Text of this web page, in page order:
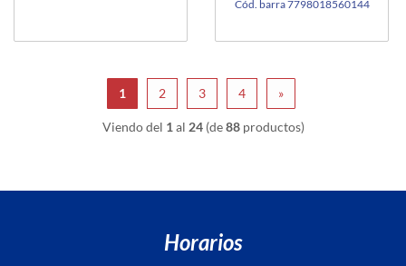
Cód. barra 7798018560144
1 2 3 4 »
Viendo del 1 al 24(de88productos)
Horarios